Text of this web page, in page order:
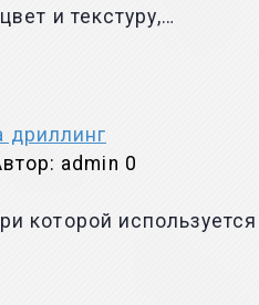
и текстуру,…
дриллинг
admin 0
которой